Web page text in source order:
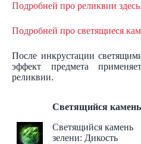
Подробней про реликвии здесь.
Подробней про светящиеся
После инкрустации
эффект предмета
реликвии.
Светящийся камень
Светящийся камень
зелени: Дикость